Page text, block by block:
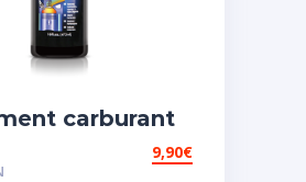
carburant
essence
9,90€